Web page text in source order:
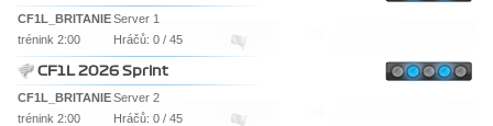
CF1L_BRITANIEServer 1
trénink 2:00
Hráčů: 0 / 45
CF1L 2026 Sprint
CF1L_BRITANIEServer 2
trénink 2:00
Hráčů: 0 / 45